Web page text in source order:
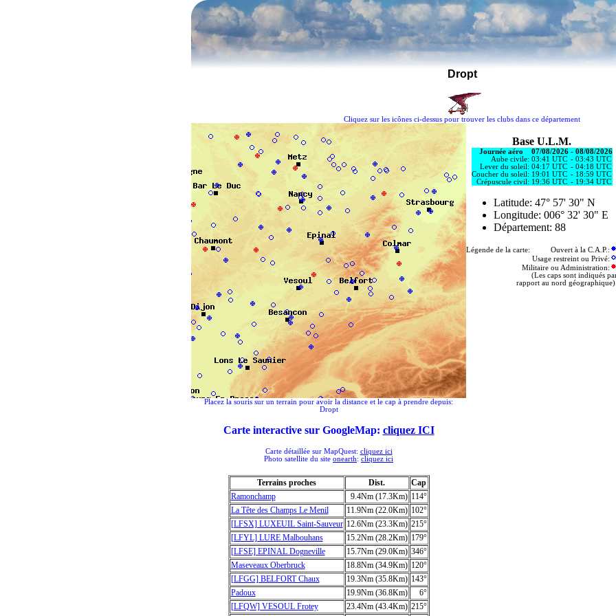
Dropt
Cliquez sur les icônes ci-dessus pour trouver les clubs dans ce département
Base U.L.M.
Journée aéro 07/08/2026- 08/08/2026
Aube civile: 03:41 UTC - 03:43 UTC
Lever du soleil: 04:17 UTC - 04:18 UTC
Coucher du soleil: 19:01 UTC - 18:59 UTC
Crépuscule civil: 19:36 UTC - 19:34 UTC
Latitude: 47° 57' 30" N
Longitude: 006° 32' 30" E
Département: 88
Légende de la carte: Ouvert à la C.A.P.:
Usage restreint ou Privé:
Militaire ou Administration:
(Les caps sont indiqués
rapport au nord
Placez la souris sur un terrain pour avoir la distance et le cap à prendre depuis:
Dropt
Carte interactive sur GoogleMap: cliquez ICI
Carte détaillée sur MapQuest: cliquez ici
Photo satellite du site onearth: cliquez ici
Terrains proches Dist.
Cap
Ramonchamp
9.4Nm (17.3Km) 114°
La Tête des Champs Le Menil
11.9Nm (22.0Km) 102°
[LFSX] LUXEUIL Saint-Sauveur 12.6Nm (23.3Km) 215°
[LFYL] LURE Malbouhans
15.2Nm (28.2Km) 179°
[LFSE] EPINAL Dogneville
15.7Nm (29.0Km) 346°
Maseveaux Oberbruck
18.8Nm (34.9Km) 120°
[LFGG] BELFORT Chaux
19.3Nm (35.8Km) 143°
Padoux
19.9Nm (36.8Km)
6°
[LFQW] VESOUL Frotey
23.4Nm (43.4Km) 215°